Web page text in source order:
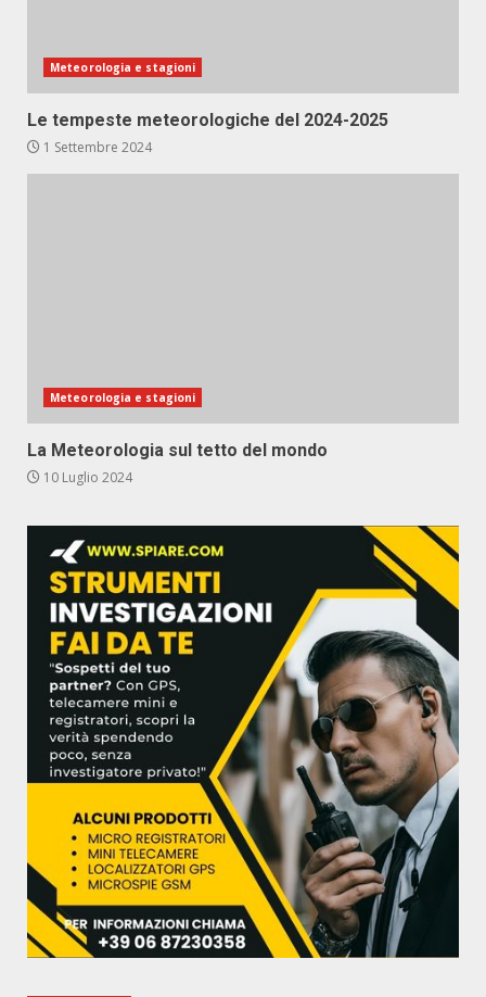
Meteorologia e stagioni
Le tempeste meteorologiche del 2024-2025
1 Settembre 2024
Meteorologia e stagioni
La Meteorologia sul tetto del mondo
10 Luglio 2024